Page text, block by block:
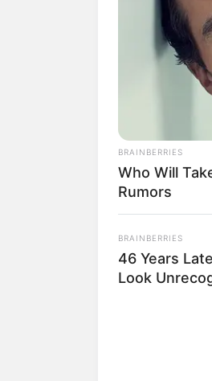
BRAINBERRIES
Who Will
Rumors
BRAINBERRIES
46 Years
Look